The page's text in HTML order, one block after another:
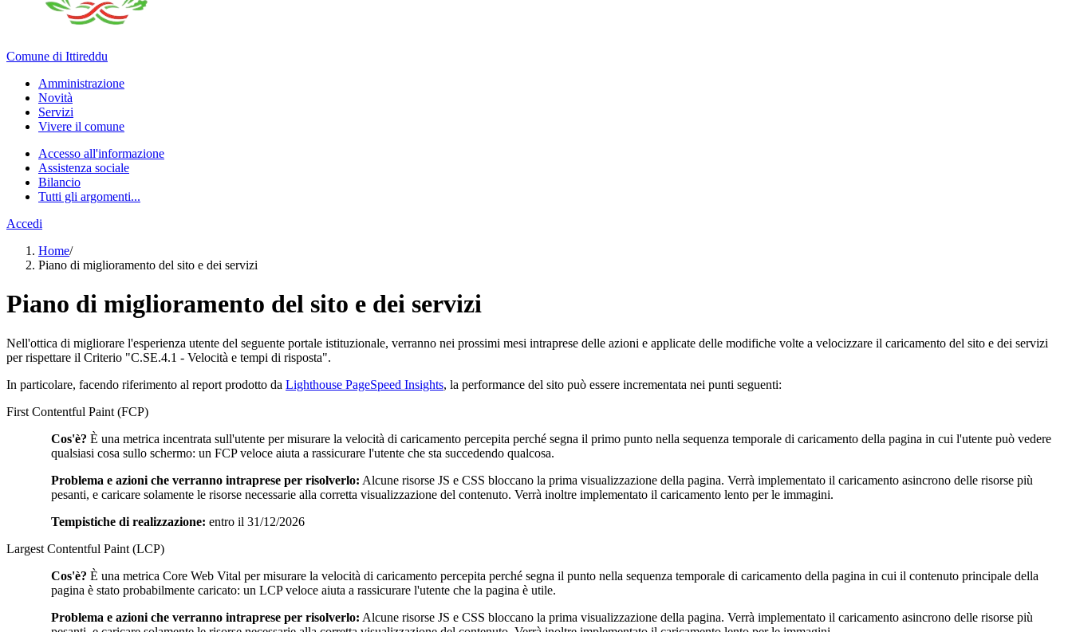
Comune di Ittireddu
Amministrazione
Novità
Servizi
Vivere il comune
Accesso all'informazione
Assistenza sociale
Bilancio
Tutti gli argomenti...
Accedi
Home/
Piano di miglioramento del sito e dei servizi
Piano di miglioramento del sito e dei servizi
Nell'ottica di migliorare l'esperienza utente del seguente portale istituzionale, verranno nei prossimi mesi intraprese delle azioni e applicate delle modifiche volte a velocizzare il caricamento del sito e dei servizi
per rispettare il Criterio "C.SE.4.1 - Velocità e tempi di risposta".
In particolare, facendo riferimento al report prodotto da Lighthouse PageSpeed Insights, la performance del sito può essere incrementata nei punti seguenti:
First Contentful Paint (FCP)
Cos'è? È una metrica incentrata sull'utente per misurare la velocità di caricamento percepita perché segna il primo punto nella sequenza temporale di caricamento della pagina in cui l'utente può vedere
qualsiasi cosa sullo schermo: un FCP veloce aiuta a rassicurare l'utente che sta succedendo qualcosa.
Problema e azioni che verranno intraprese per risolverlo: Alcune risorse JS e CSS bloccano la prima visualizzazione della pagina. Verrà implementato il caricamento asincrono delle risorse più
pesanti, e caricare solamente le risorse necessarie alla corretta visualizzazione del contenuto. Verrà inoltre implementato il caricamento lento per le immagini.
Tempistiche di realizzazione: entro il 31/12/2026
Largest Contentful Paint (LCP)
Cos'è? È una metrica Core Web Vital per misurare la velocità di caricamento percepita perché segna il punto nella sequenza temporale di caricamento della pagina in cui il contenuto principale della
pagina è stato probabilmente caricato: un LCP veloce aiuta a rassicurare l'utente che la pagina è utile.
Problema e azioni che verranno intraprese per risolverlo: Alcune risorse JS e CSS bloccano la prima visualizzazione della pagina. Verrà implementato il caricamento asincrono delle risorse più